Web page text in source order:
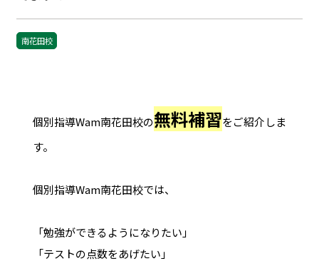
南花田校
個別指導Wam南花田校の無料補習をご紹介しま
す。
個別指導Wam南花田校では、
「勉強ができるようになりたい」
「テストの点数をあげたい」